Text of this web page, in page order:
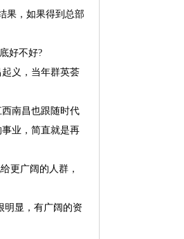
果，如果得到总部
好不好?
义，当年群英荟
南昌也跟随时代
业，简直就是再
更广阔的人群，
明显，有广阔的资